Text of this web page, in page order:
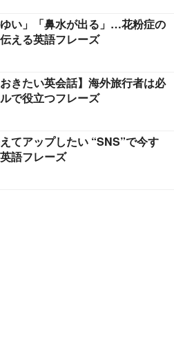
ゆい」「鼻水が出る」…花粉症の
える英語フレーズ
おきたい英会話】海外旅行者は必
で役立つフレーズ
てアップしたい “SNS”で今す
語フレーズ